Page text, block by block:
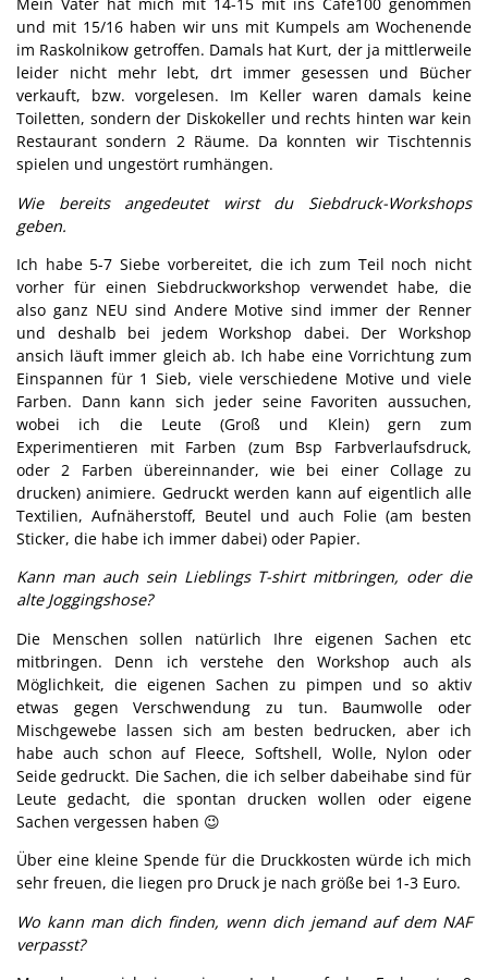
und mit 15/16 haben wir uns mit Kumpels am Wochenende
im Raskolnikow getroffen. Damals hat Kurt, der ja mittlerweile
leider nicht mehr lebt, drt immer gesessen und Bücher
verkauft, bzw. vorgelesen. Im Keller waren damals keine
Toiletten, sondern der Diskokeller und rechts hinten war kein
Restaurant sondern 2 Räume. Da konnten wir Tischtennis
spielen und ungestört rumhängen.
Wie bereits angedeutet wirst du Siebdruck-Workshops
geben.
Ich habe 5-7 Siebe vorbereitet, die ich zum Teil noch nicht
vorher für einen Siebdruckworkshop verwendet habe, die
also ganz NEU sind Andere Motive sind immer der Renner
und deshalb bei jedem Workshop dabei. Der Workshop
ansich läuft immer gleich ab. Ich habe eine Vorrichtung zum
Einspannen für 1 Sieb, viele verschiedene Motive und viele
Farben. Dann kann sich jeder seine Favoriten aussuchen,
wobei ich die Leute (Groß und Klein) gern zum
Experimentieren mit Farben (zum Bsp Farbverlaufsdruck,
oder 2 Farben übereinnander, wie bei einer Collage zu
drucken) animiere. Gedruckt werden kann auf eigentlich alle
Textilien, Aufnäherstoff, Beutel und auch Folie (am besten
Sticker, die habe ich immer dabei) oder Papier.
Kann man auch sein Lieblings T-shirt mitbringen, oder die
alte Joggingshose?
Die Menschen sollen natürlich Ihre eigenen Sachen etc
mitbringen. Denn ich verstehe den Workshop auch als
Möglichkeit, die eigenen Sachen zu pimpen und so aktiv
etwas gegen Verschwendung zu tun. Baumwolle oder
Mischgewebe lassen sich am besten bedrucken, aber ich
habe auch schon auf Fleece, Softshell, Wolle, Nylon oder
Seide gedruckt. Die Sachen, die ich selber dabeihabe sind für
Leute gedacht, die spontan drucken wollen oder eigene
Sachen vergessen haben 😉
Über eine kleine Spende für die Druckkosten würde ich mich
sehr freuen, die liegen pro Druck je nach größe bei 1-3 Euro.
Wo kann man dich finden, wenn dich jemand auf dem NAF
verpasst?